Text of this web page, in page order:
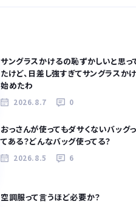
サングラスかけるの恥ずかしいと思っ
たけど、日差し強すぎてサングラスかけ
始めたわ
2026.8.7 0
おっさんが使ってもダサくないバッグっ
てある？どんなバッグ使ってる？
2026.8.5 6
空調服って言うほど必要か？